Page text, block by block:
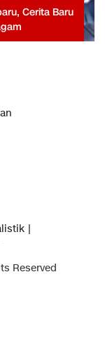
Cerita Baru
Reserved